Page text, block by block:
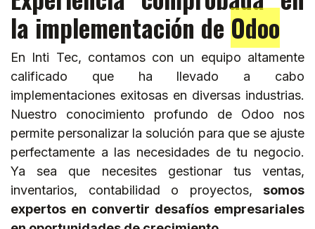
la implementación de Odoo
En Inti Tec, contamos con un equipo altamente
calificado que ha llevado a cabo
implementaciones exitosas en diversas industrias.
Nuestro conocimiento profundo de Odoo nos
permite personalizar la solución para que se ajuste
perfectamente a las necesidades de tu negocio.
Ya sea que necesites gestionar tus ventas,
inventarios, contabilidad o proyectos, somos
expertos en convertir desafíos empresariales